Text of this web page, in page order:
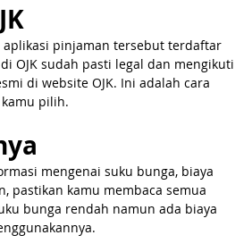
aplikasi pinjaman tersebut terdaftar
OJK sudah pasti legal dan mengikuti
di website OJK. Ini adalah cara
pilih.
mengenai suku bunga, biaya
pastikan kamu membaca semua
bunga rendah namun ada biaya